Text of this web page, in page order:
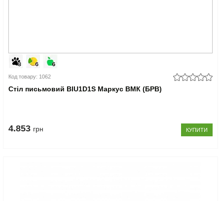
Код товару: 1062
Стіл письмовий BIU1D1S Маркус ВМК (БРВ)
4.853 грн КУПИТИ